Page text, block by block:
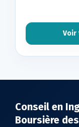
Voir
Conseil en
Boursière des